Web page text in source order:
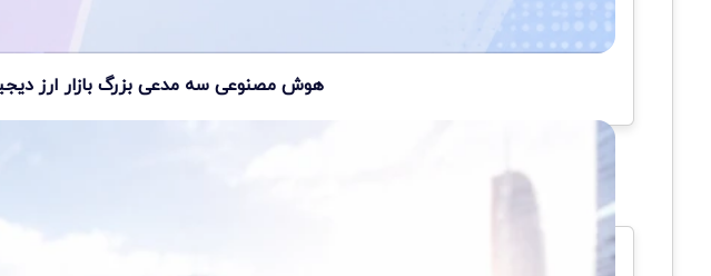
هوش مصنوعی سه مدعی بزرگ بازار ارز